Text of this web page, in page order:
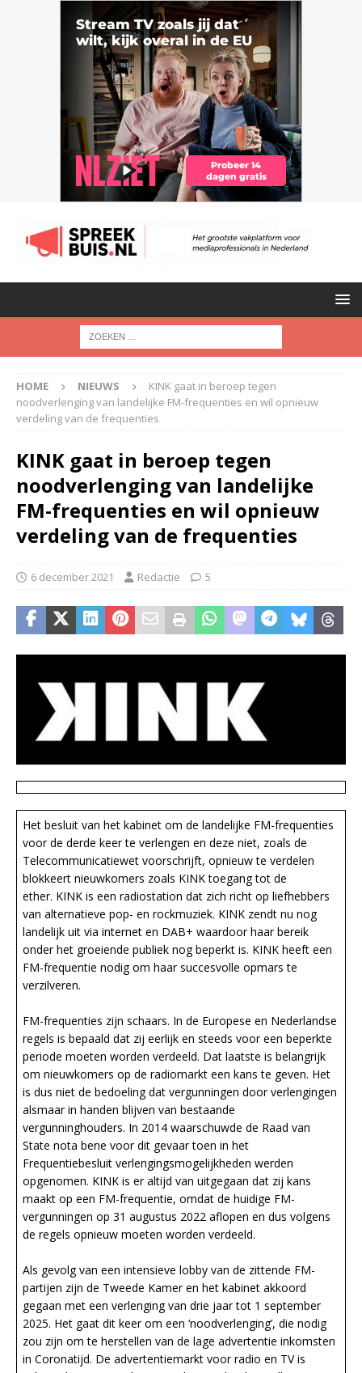
HOME NIEUWS
KINK gaat in beroep tegen
noodverlenging van landelijke FM-frequenties en wil opnieuw
verdeling van de frequenties
KINK gaat in beroep tegen
noodverlenging van landelijke
FM-frequenties en wil opnieuw
verdeling van de frequenties
6 december 2021 Redactie 5
Het besluit van het kabinet om de landelijke FM-frequenties
voor de derde keer te verlengen en deze niet, zoals de
Telecommunicatiewet voorschrijft, opnieuw te verdelen
blokkeert nieuwkomers zoals KINK toegang tot de
ether. KINK is een radiostation dat zich richt op liefhebbers
van alternatieve pop- en rockmuziek. KINK zendt nu nog
landelijk uit via internet en DAB+ waardoor haar bereik
onder het groeiende publiek nog beperkt is. KINK heeft een
FM-frequentie nodig om haar succesvolle opmars te
verzilveren.
FM-frequenties zijn schaars. In de Europese en Nederlandse
regels is bepaald dat zij eerlijk en steeds voor een beperkte
periode moeten worden verdeeld. Dat laatste is belangrijk
om nieuwkomers op de radiomarkt een kans te geven. Het
is dus niet de bedoeling dat vergunningen door verlengingen
alsmaar in handen blijven van bestaande
vergunninghouders. In 2014 waarschuwde de Raad van
State nota bene voor dit gevaar toen in het
Frequentiebesluit verlengingsmogelijkheden werden
opgenomen. KINK is er altijd van uitgegaan dat zij kans
maakt op een FM-frequentie, omdat de huidige FM-
vergunningen op 31 augustus 2022 aflopen en dus volgens
de regels opnieuw moeten worden verdeeld.
Als gevolg van een intensieve lobby van de zittende FM-
partijen zijn de Tweede Kamer en het kabinet akkoord
gegaan met een verlenging van drie jaar tot 1 september
2025. Het gaat dit keer om een ‘noodverlenging’, die nodig
zou zijn om te herstellen van de lage advertentie inkomsten
in Coronatijd. De advertentiemarkt voor radio en TV is